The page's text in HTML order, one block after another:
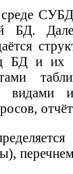
БД.
БД и их
видами